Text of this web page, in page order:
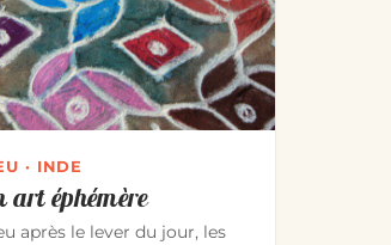
· INDE
éphémère
après le lever du jour, les